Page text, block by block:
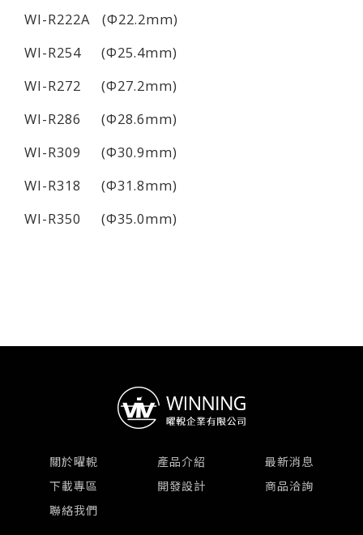
WI-R222A (Φ22.2mm)
WI-R254 (Φ25.4mm)
WI-R272 (Φ27.2mm)
WI-R286 (Φ28.6mm)
WI-R309 (Φ30.9mm)
WI-R318 (Φ31.8mm)
WI-R350 (Φ35.0mm)
關於曜輗 產品介紹
最新消息
下載專區
開發設計
商品洽詢
聯絡我們